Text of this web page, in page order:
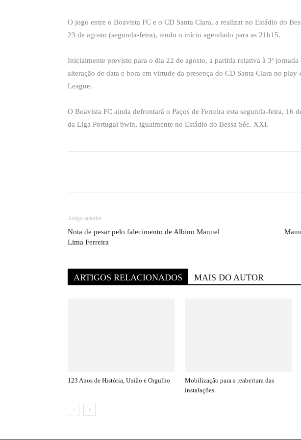
O jogo entre o Boavista FC e o CD Santa Clara, a realizar no Estádio do
23 de agosto (segunda-feira), tendo o início agendado para as 21h15.
Inicialmente previsto para o dia 22 de agosto, a partida relativa à 3ª
alteração de data e hora em virtude da presença do CD Santa Clara no
League.
O Boavista FC ainda defrontará o Paços de Ferreira esta segunda-feira, 16
da Liga Portugal bwin, igualmente no Estádio do Bessa Séc. XXI.
Artigo anterior
Nota de pesar pelo falecimento de Albino Manuel
Lima Ferreira
ARTIGOS RELACIONADOS MAIS DO AUTOR
123 Anos de História, União e Orgulho
Mobilização para a reabertura das
instalações